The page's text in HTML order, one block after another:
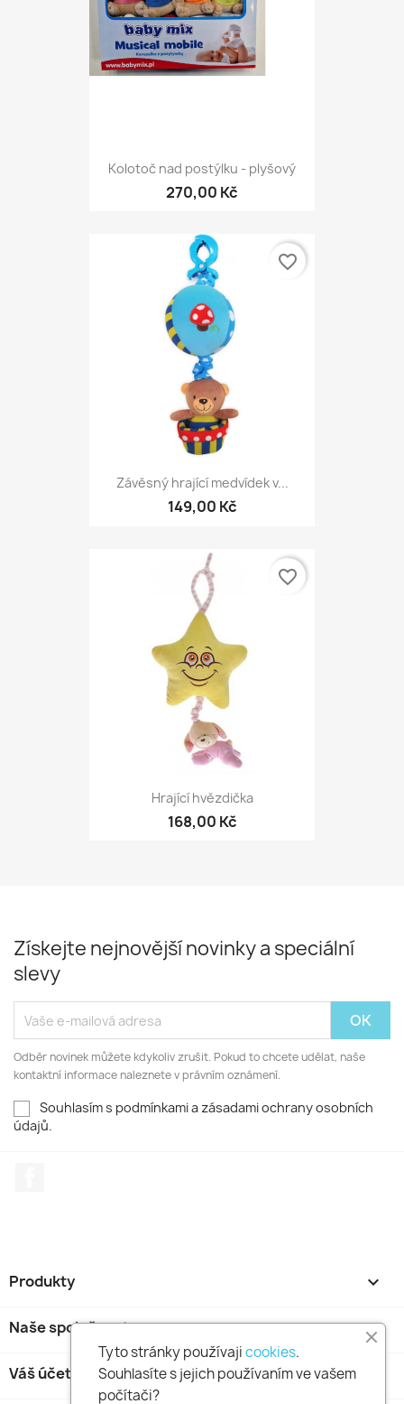
Kolotoč nad postýlku - plyšový
270,00 Kč
Závěsný hrající medvídek v...
149,00 Kč
favorite_border
Hrající hvězdička
168,00 Kč
favorite_border
Získejte nejnovější novinky a speciální
slevy
Odběr novinek můžete kdykoliv zrušit. Pokud to chcete udělat, naše
kontaktní informace naleznete v právním oznámení.
Souhlasím s podmínkami a zásadami ochrany osobních
údajů.
Produkty 
Naše společnost 
Váš účet
Tyto stránky používajicookies.
Souhlasíte s jejich používaním ve vašem
počítači?